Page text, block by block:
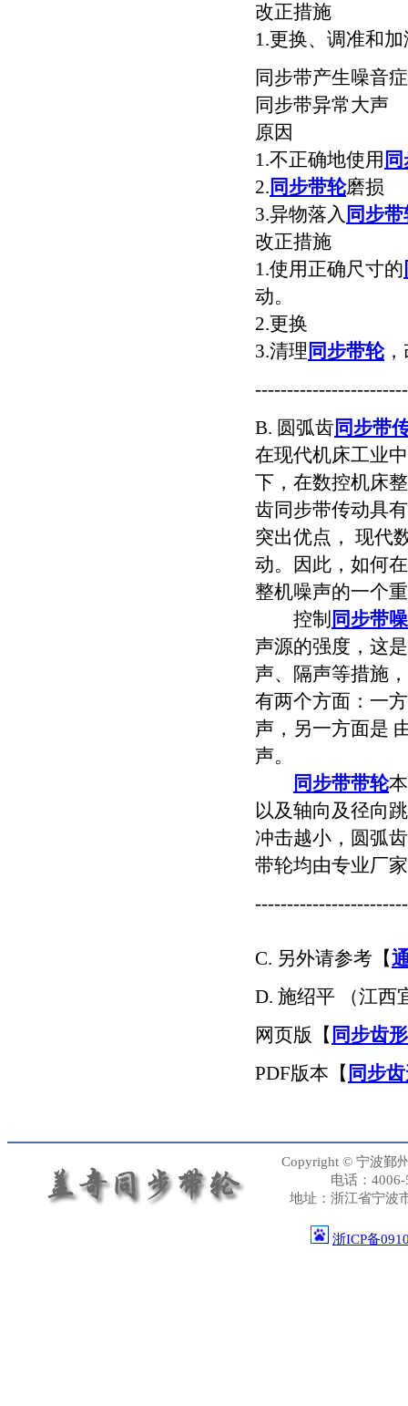
改正措施
1.更换、调准和
同步带产生噪音
同步带异常大声
原因
1.不正确地使用
2. 同步带轮磨损
3.异物落入 同步
改正措施
1.使用正确尺寸的
动。
2.更换
3.清理 同步带轮，
B. 圆弧齿同步带
在现代机床工业
下，在数控机床
齿同步带传动具
突出优点， 现代
动。因此，如何
整机噪声的一个
控制 同步带
声源的强度，这
声、隔声等措施
有两个方面：一
声，另一方面是
声。
同步带带轮
以及轴向及径向
冲击越小，圆弧齿
带轮均由专业厂
C. 另外请参考【
D. 施绍平 （江西
网页版【 同步齿
PDF版本【 同步
Copyright © 宁波鄞
电话：
地址：浙江省宁波
浙ICP备